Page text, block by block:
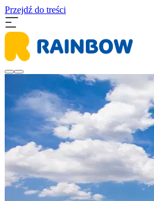
Przejdź do treści